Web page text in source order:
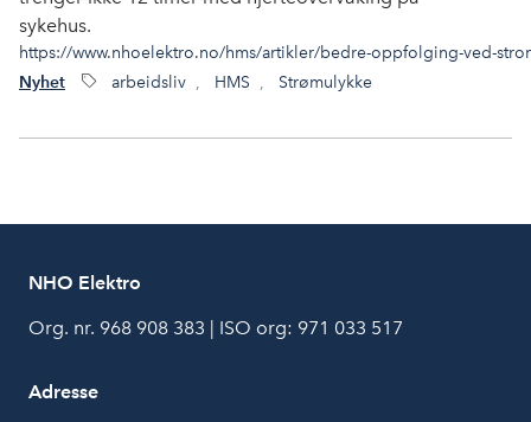
sykehus.
https://www.nhoelektro.no/hms/artikler/bedre-oppfolging-ved-
Nyhet arbeidsliv , HMS , Strømulykke
NHO Elektro
Org. nr. 968 908 383 | ISO org: 971 033 517
Adresse